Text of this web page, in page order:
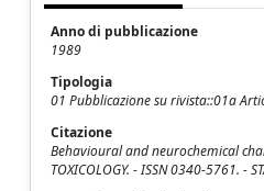
Anno di pubblicazione
1989
Tipologia
01 Pubblicazione su rivista::01a
Citazione
Behavioural and neurochemical
TOXICOLOGY. - ISSN 0340-5761. -